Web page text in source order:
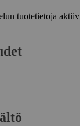
tuotetietoja